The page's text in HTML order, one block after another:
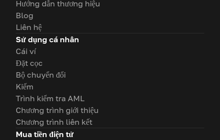
Hướng dẫn thương hiệu
Blog
Liên hệ
Sử dụng cá nhân
Cái ví
Đặt cọc
Bộ chuyển đổi
Kiếm
Trình kiểm tra AML
Chương trình giới thiệu
Chương trình liên kết
Mua tiền điện tử